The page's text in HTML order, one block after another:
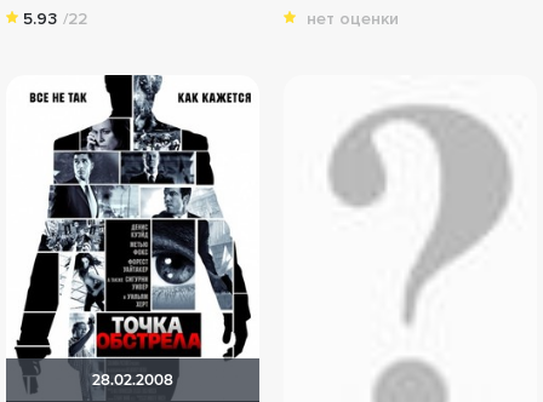
5.93 /22
нет оценки
28.02.2008